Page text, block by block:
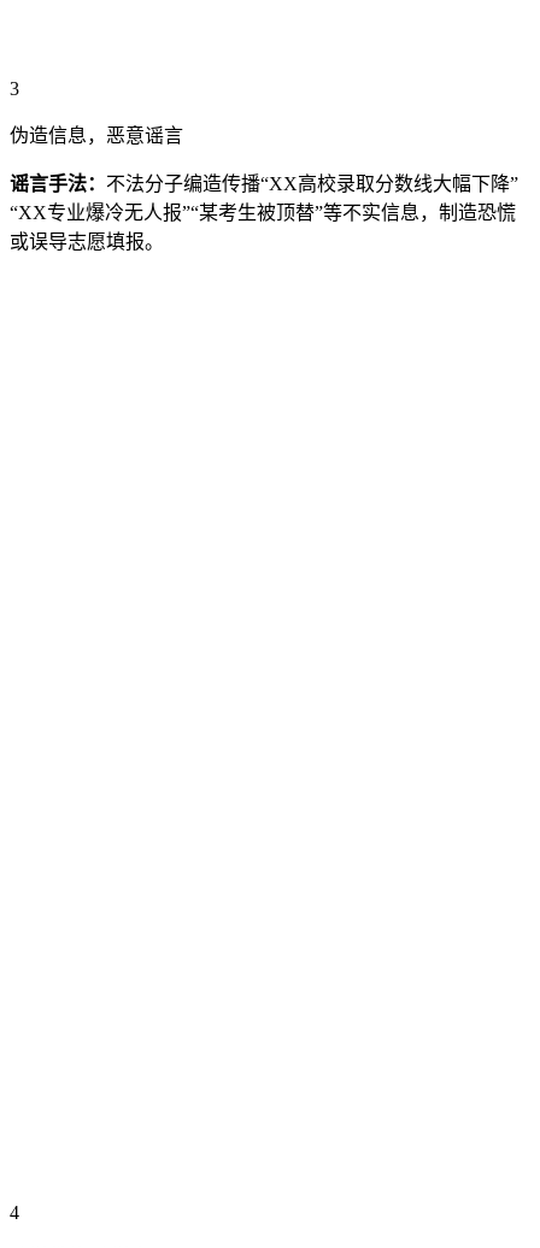
3
伪造信息，恶意谣言
谣言手法： 不法分子编造传播“XX高校录取分数线大幅下降”
“XX专业爆冷无人报”“某考生被顶替”等不实信息，制造恐慌
或误导志愿填报。
4